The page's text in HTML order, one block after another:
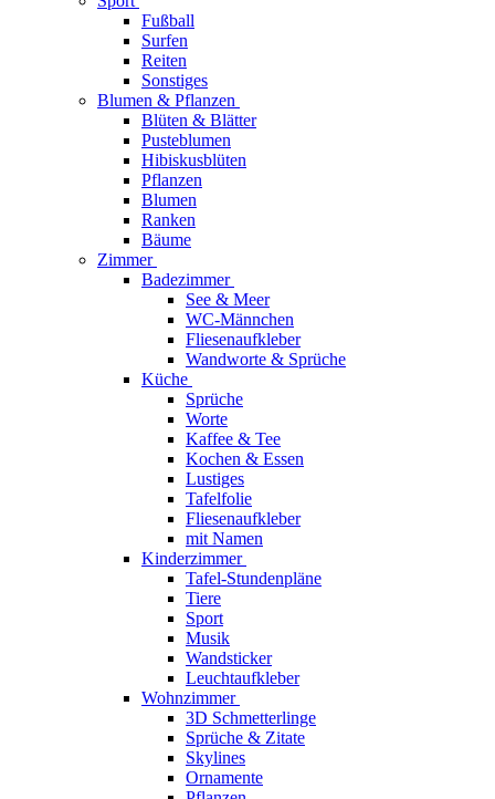
Fußball
Surfen
Reiten
Sonstiges
Blumen & Pflanzen
Blüten & Blätter
Pusteblumen
Hibiskusblüten
Pflanzen
Blumen
Ranken
Bäume
Zimmer
Badezimmer
See & Meer
WC-Männchen
Fliesenaufkleber
Wandworte & Sprüche
Küche
Sprüche
Worte
Kaffee & Tee
Kochen & Essen
Lustiges
Tafelfolie
Fliesenaufkleber
mit Namen
Kinderzimmer
Tafel-Stundenpläne
Tiere
Sport
Musik
Wandsticker
Leuchtaufkleber
Wohnzimmer
3D Schmetterlinge
Sprüche & Zitate
Skylines
Ornamente